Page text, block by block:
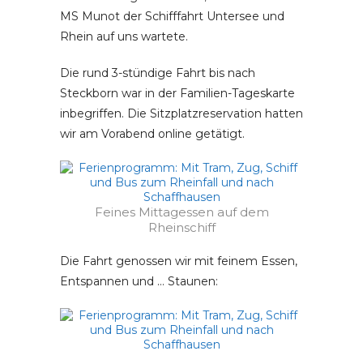
MS Munot der Schifffahrt Untersee und
Rhein auf uns wartete.
Die rund 3-stündige Fahrt bis nach
Steckborn war in der Familien-Tageskarte
inbegriffen. Die Sitzplatzreservation hatten
wir am Vorabend online getätigt.
Feines Mittagessen auf dem
Rheinschiff
Die Fahrt genossen wir mit feinem Essen,
Entspannen und … Staunen: